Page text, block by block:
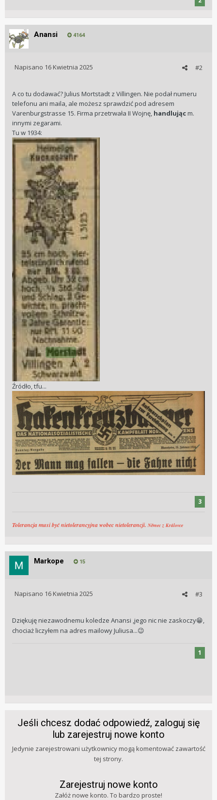
Anansi 4164
#2
Napisano 16 Kwietnia 2025
A co tu dodawać? Julius Mortstadt z Villingen. Nie podał numeru
telefonu ani maila, ale możesz sprawdzić pod adresem
Varenburgstrasse 15. Firma przetrwała II Wojnę, handlującm.
innymi zegarami.
Tu w 1934:
Źródło, tfu...
3
Tolerancja musi być nietolerancyjna wobec nietolerancji. Němec z Královce
Markope 15
#3
Napisano 16 Kwietnia 2025
Dziękuję niezawodnemu koledze Anansi ,jego nic nie zaskoczy😁
chociaż liczyłem na adres mailowy Juliusa...😉
1
Jeśli chcesz dodać odpowiedź, zaloguj się
lub zarejestruj nowe konto
Jedynie zarejestrowani użytkownicy mogą komentować zawartość
tej strony.
Zarejestruj nowe konto
Załóż nowe konto. To bardzo proste!